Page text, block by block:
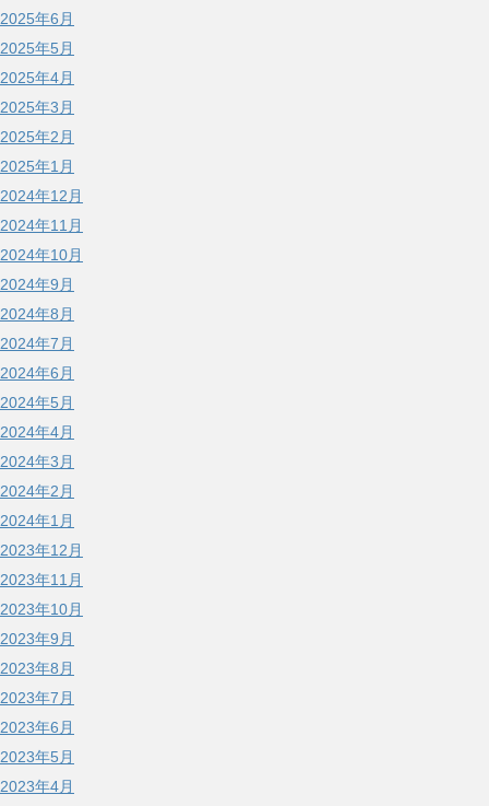
2025年6月
2025年5月
2025年4月
2025年3月
2025年2月
2025年1月
2024年12月
2024年11月
2024年10月
2024年9月
2024年8月
2024年7月
2024年6月
2024年5月
2024年4月
2024年3月
2024年2月
2024年1月
2023年12月
2023年11月
2023年10月
2023年9月
2023年8月
2023年7月
2023年6月
2023年5月
2023年4月